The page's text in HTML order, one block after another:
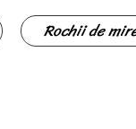
Rochii de